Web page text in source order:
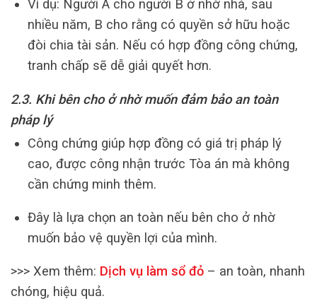
Ví dụ: Người A cho người B ở nhờ nhà, sau
nhiều năm, B cho rằng có quyền sở hữu hoặc
đòi chia tài sản. Nếu có hợp đồng công chứng,
tranh chấp sẽ dễ giải quyết hơn.
2.3. Khi bên cho ở nhờ muốn đảm bảo an toàn
pháp lý
Công chứng giúp hợp đồng có giá trị pháp lý
cao, được công nhận trước Tòa án mà không
cần chứng minh thêm.
Đây là lựa chọn an toàn nếu bên cho ở nhờ
muốn bảo vệ quyền lợi của mình.
>>> Xem thêm: Dịch vụ làm sổ đỏ – an toàn, nhanh
chóng, hiệu quả.